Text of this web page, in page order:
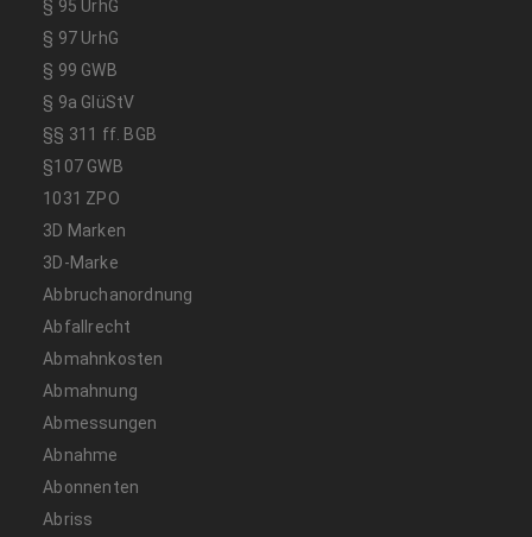
§ 95 UrhG
§ 97 UrhG
§ 99 GWB
§ 9a GlüStV
§§ 311 ff. BGB
§107 GWB
1031 ZPO
3D Marken
3D-Marke
Abbruchanordnung
Abfallrecht
Abmahnkosten
Abmahnung
Abmessungen
Abnahme
Abonnenten
Abriss